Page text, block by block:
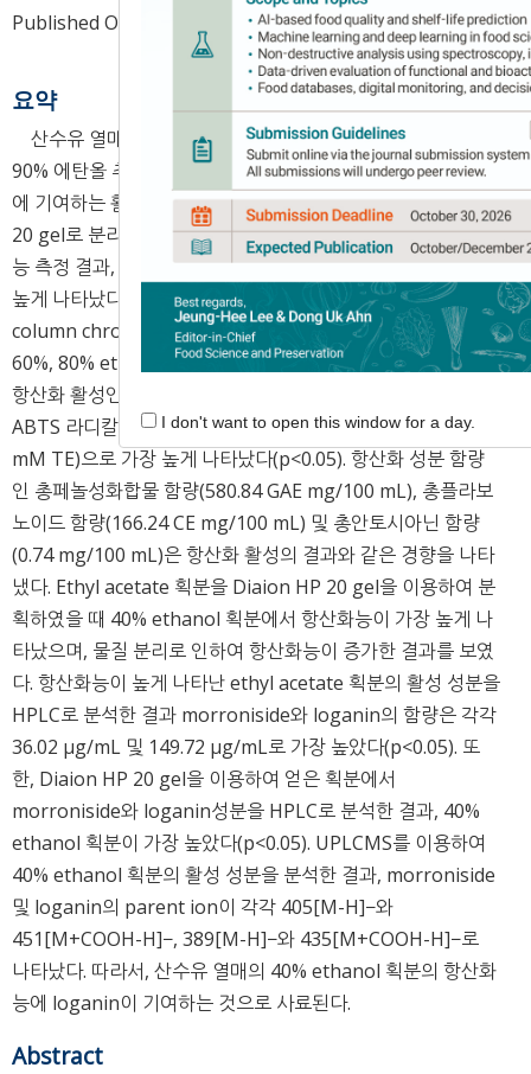
Published Online: Apr 30, 2020
요약
산수유 열매의 건강 기능성 소재화를 위하여 산수유 열매의
90% 에탄올 추출물을 용매 분획하여 항산화능을 측정하고, 이
에 기여하는 활성 성분(morroniside, loganin)을 Diaion HP
20 gel로 분리하였다. 산수유 열매의 추출물 및 획분의 항산화
능 측정 결과, 이 중 ethyl acetate 획분에서 항산화능이 가장
높게 나타났다(p<0.05). 이를 이용하여 Diaion HP 20 gel
column chromatography를 실시하였으며, 20%, 40%,
60%, 80% ethanol 획분을 얻었다. 40% Ethanol 획분에서
항산화 활성인 DPPH 라디칼 소거 활성(10.22 mM GAE),
ABTS 라디칼 소거 활성(37.29 mM TE), FRAP 활성(27.32
mM TE)으로 가장 높게 나타났다(p<0.05). 항산화 성분 함량
인 총페놀성화합물 함량(580.84 GAE mg/100 mL), 총플라보
노이드 함량(166.24 CE mg/100 mL) 및 총안토시아닌 함량
(0.74 mg/100 mL)은 항산화 활성의 결과와 같은 경향을 나타
냈다. Ethyl acetate 획분을 Diaion HP 20 gel을 이용하여 분
획하였을 때 40% ethanol 획분에서 항산화능이 가장 높게 나
타났으며, 물질 분리로 인하여 항산화능이 증가한 결과를 보였
다. 항산화능이 높게 나타난 ethyl acetate 획분의 활성 성분을
HPLC로 분석한 결과 morroniside와 loganin의 함량은 각각
36.02 μg/mL 및 149.72 μg/mL로 가장 높았다(p<0.05). 또
한, Diaion HP 20 gel을 이용하여 얻은 획분에서
morroniside와 loganin성분을 HPLC로 분석한 결과, 40%
ethanol 획분이 가장 높았다(p<0.05). UPLCMS를 이용하여
40% ethanol 획분의 활성 성분을 분석한 결과, morroniside
및 loganin의 parent ion이 각각 405[M-H]−와
451[M+COOH-H]−, 389[M-H]−와 435[M+COOH-H]−로
나타났다. 따라서, 산수유 열매의 40% ethanol 획분의 항산화
능에 loganin이 기여하는 것으로 사료된다.
Abstract
I don't want to open this window for a day.